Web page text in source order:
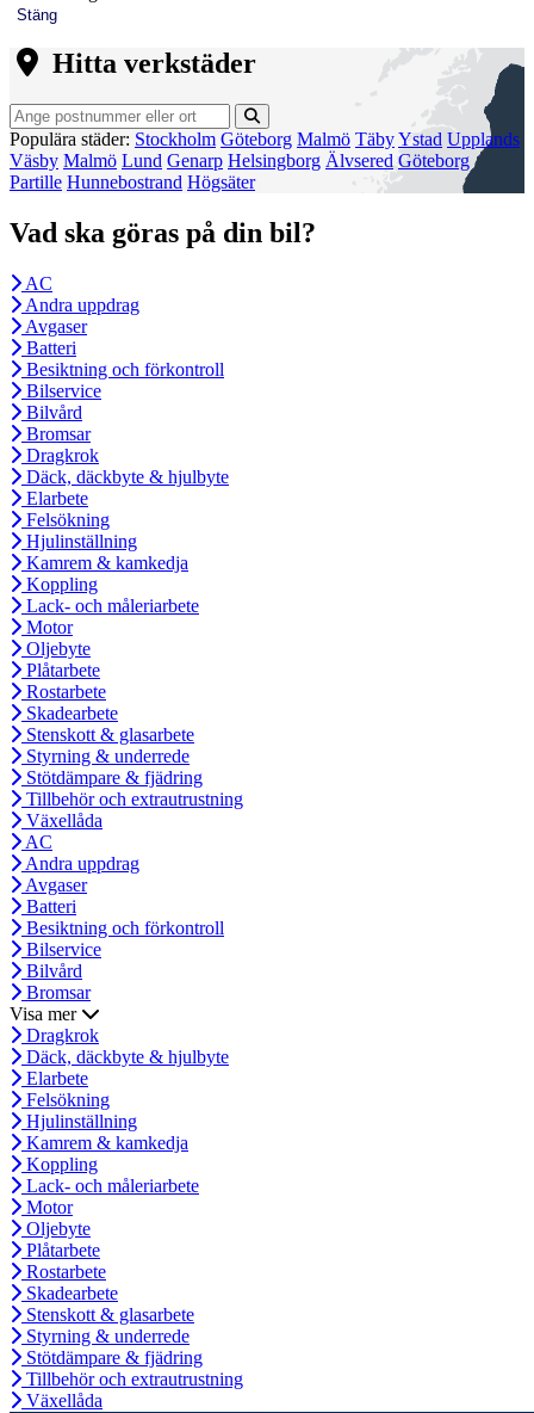
Stäng
Hitta verkstäder
Populära städer: Stockholm Göteborg Malmö TäbyYstad Upplands
Väsby Malmö Lund Genarp Helsingborg Älvsered Göteborg
Partille Hunnebostrand Högsäter
Vad ska göras på din bil?
AC
Andra uppdrag
Avgaser
Batteri
Besiktning och förkontroll
Bilservice
Bilvård
Bromsar
Dragkrok
Däck, däckbyte & hjulbyte
Elarbete
Felsökning
Hjulinställning
Kamrem & kamkedja
Koppling
Lack- och måleriarbete
Motor
Oljebyte
Plåtarbete
Rostarbete
Skadearbete
Stenskott & glasarbete
Styrning & underrede
Stötdämpare & fjädring
Tillbehör och extrautrustning
Växellåda
AC
Andra uppdrag
Avgaser
Batteri
Besiktning och förkontroll
Bilservice
Bilvård
Bromsar
Visa mer
Dragkrok
Däck, däckbyte & hjulbyte
Elarbete
Felsökning
Hjulinställning
Kamrem & kamkedja
Koppling
Lack- och måleriarbete
Motor
Oljebyte
Plåtarbete
Rostarbete
Skadearbete
Stenskott & glasarbete
Styrning & underrede
Stötdämpare & fjädring
Tillbehör och extrautrustning
Växellåda